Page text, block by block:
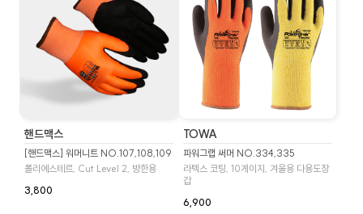
핸드맥스
[핸드맥스] 워머니트 NO.107,108,109
폴리에스테르, Cut Level 2, 방한용
3,800
TOWA
파워그랩 써머 NO.334,335
라텍스 코팅, 10게이지, 겨울용 다용도장
갑
6,900